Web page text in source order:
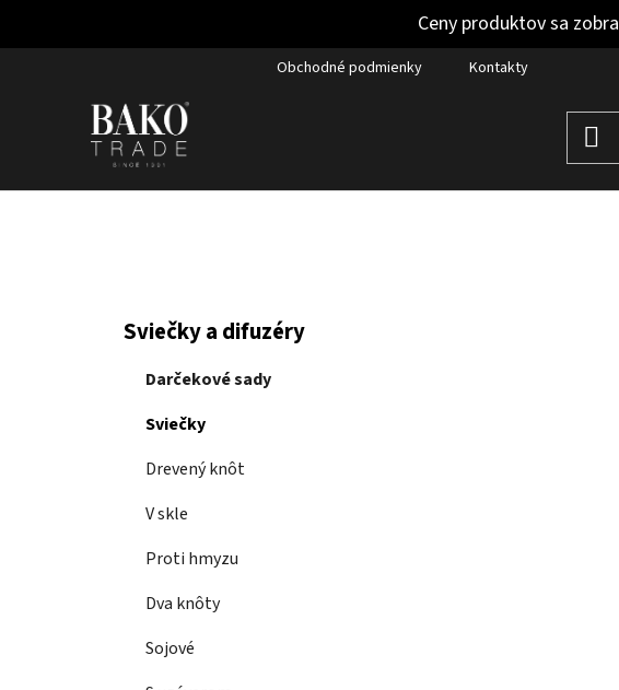
Ceny produktov sa
Obchodné podmienky Kontakty
Preskočiť
kategórie
Sviečky a difuzéry
Darčekové sady
Sviečky
Drevený knôt
V skle
Proti hmyzu
Dva knôty
Sojové